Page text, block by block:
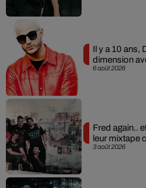
6 août 2026
Il y a 10 ans,
dimension
3 août 2026
Fred again..
leur mixtape